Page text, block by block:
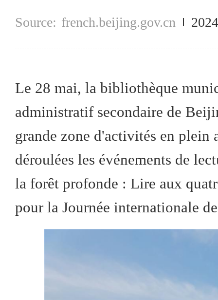
french.beijing.gov.cn
Le 28 mai, la bibliothèque
administratif secondaire de
grande zone d'activités en plein
déroulées les événements de
la forêt profonde : Lire aux
pour la Journée internationale